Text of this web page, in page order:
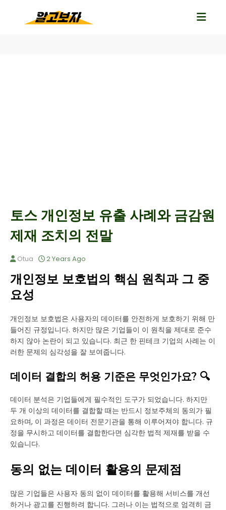
토스 개인정보 유출 사례와 금감원
제재 조치의 전말
Otua 2 Years Ago
개인정보 보호법의 핵심 원칙과 그 중
요성
개인정보 보호법은 사용자의 데이터를 안전하게 보호하기 위해 만
들어진 규정입니다. 하지만 많은 기업들이 이 원칙을 제대로 준수
하지 않아 논란이 되고 있습니다. 최근 한 핀테크 기업의 사례는 이
러한 문제의 심각성을 잘 보여줍니다.
데이터 결합의 허용 기준은 무엇인가요? 🔍
데이터 분석은 기업들에게 필수적인 도구가 되었습니다. 하지만
두 개 이상의 데이터를 결합할 때는 반드시 정보주체의 동의가 필
요하며, 이 과정은 데이터 전문기관을 통해 이루어져야 합니다. 규
정을 무시하고 데이터를 결합한다면 심각한 법적 제재를 받을 수
있습니다.
동의 없는 데이터 활용의 문제점
많은 기업들은 사용자 동의 없이 데이터를 활용해 서비스를 개선
하거나 광고를 진행하려 합니다. 그러나 이는 법적으로 엄격히 금